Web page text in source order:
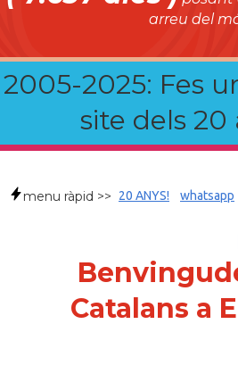
arreu del
2005-2025: Fes
site dels 20
menu ràpid >> 20 ANYS! whatsapp
Catalans a